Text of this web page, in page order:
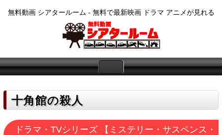
無料動画 シアタールーム - 無料で最新映画 ドラマ アニメが見れる
十角館の殺人
ドラマ・TVシリーズ 【ミステリー・サスペンス・